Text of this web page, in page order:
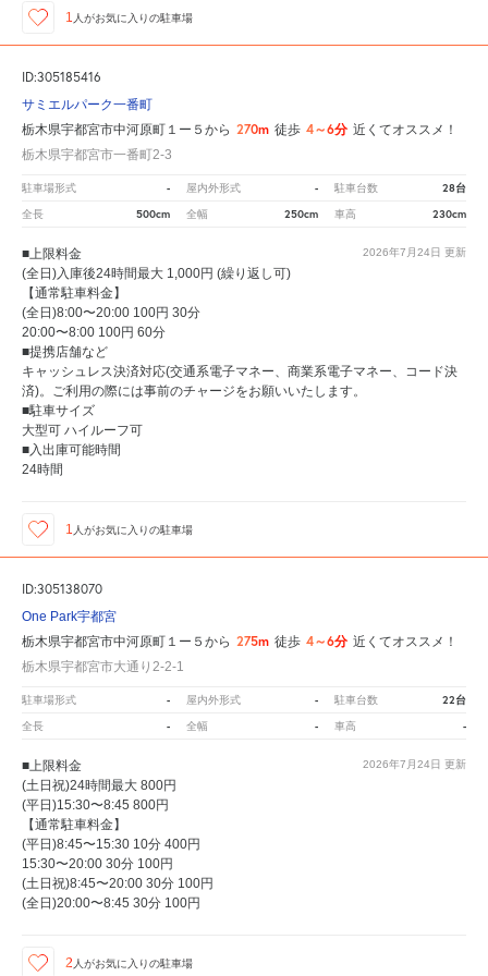
1 人がお気に入りの駐車場
ID:305185416
サミエルパーク一番町
栃木県宇都宮市中河原町１ー５から 270m 徒歩 4～6分 近くてオススメ！
栃木県宇都宮市一番町2-3
駐車場形式 - 屋内外形式 - 駐車台数 28台
全長 500cm 全幅 250cm 車高 230cm
2026年7月24日 更新
■上限料金
(全日)入庫後24時間最大 1,000円 (繰り返し可)
【通常駐車料金】
(全日)8:00〜20:00 100円 30分
20:00〜8:00 100円 60分
■提携店舗など
キャッシュレス決済対応(交通系電子マネー、商業系電子マネー、コード決
済)。ご利用の際には事前のチャージをお願いいたします。
■駐車サイズ
大型可 ハイルーフ可
■入出庫可能時間
24時間
1 人がお気に入りの駐車場
ID:305138070
One Park宇都宮
栃木県宇都宮市中河原町１ー５から 275m 徒歩 4～6分 近くてオススメ！
栃木県宇都宮市大通り2-2-1
駐車場形式 - 屋内外形式 - 駐車台数 22台
全長 - 全幅 - 車高 -
2026年7月24日 更新
■上限料金
(土日祝)24時間最大 800円
(平日)15:30〜8:45 800円
【通常駐車料金】
(平日)8:45〜15:30 10分 400円
15:30〜20:00 30分 100円
(土日祝)8:45〜20:00 30分 100円
(全日)20:00〜8:45 30分 100円
2 人がお気に入りの駐車場